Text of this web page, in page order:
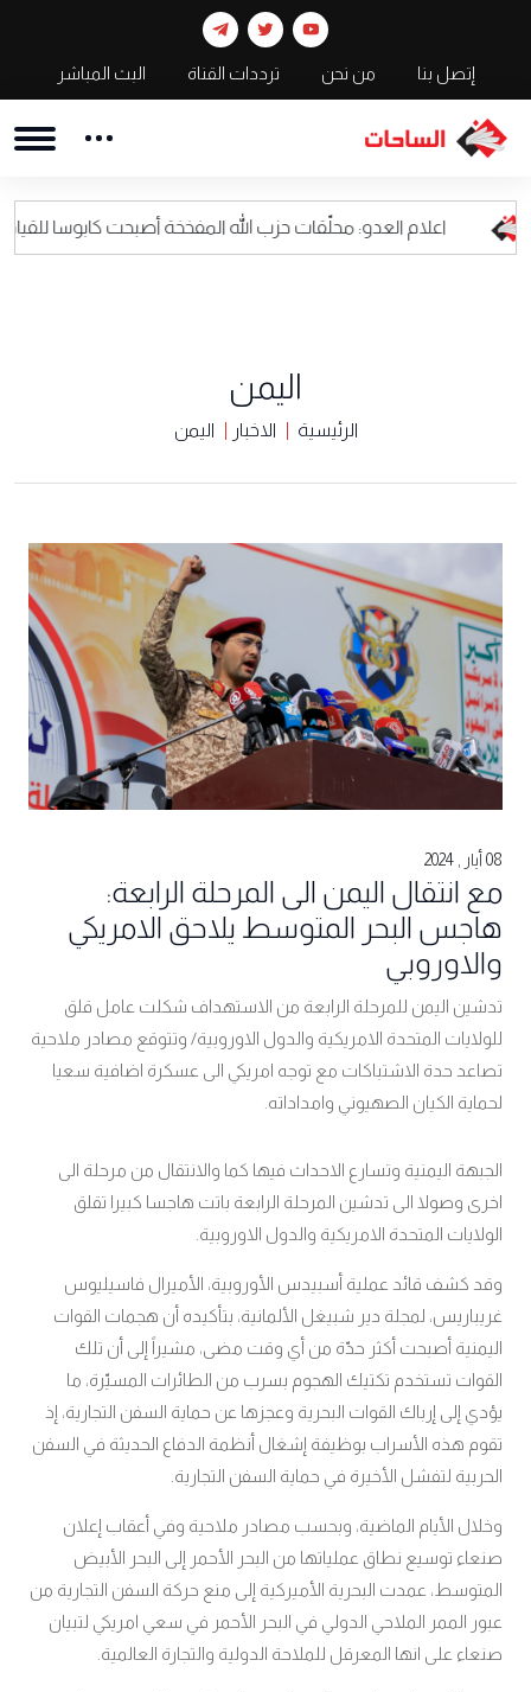
إتصل بنا من نحن ترددات القناة البث المباشر
العدو: محلّقات حزب الله المفخخة أصبحت كابوسا للقيادة العسكرية
اليمن
الرئيسية الاخبار اليمن
08 أيار , 2024
مع انتقال اليمن الى المرحلة الرابعة:
هاجس البحر المتوسط يلاحق الامريكي
والاوروبي
تدشين اليمن للمرحلة الرابعة من الاستهداف شكلت عامل قلق
للولايات المتحدة الامريكية والدول الاوروبية/ وتتوقع مصادر ملاحية
تصاعد حدة الاشتباكات مع توجه امريكي الى عسكرة اضافية سعيا
لحماية الكيان الصهيوني وامداداته.
الجبهة اليمنية وتسارع الاحداث فيها كما والانتقال من مرحلة الى
اخرى وصولا الى تدشين المرحلة الرابعة باتت هاجسا كبيرا تقلق
الولايات المتحدة الامريكية والدول الاوروبية.
وقد كشف قائد عملية أسبيدس الأوروبية، الأميرال فاسيليوس
غريباريس، لمجلة دير شبيغل الألمانية، بتأكيده أن هجمات القوات
اليمنية أصبحت أكثر حدّة من أي وقت مضى، مشيراً إلى أن تلك
القوات تستخدم تكتيك الهجوم بسرب من الطائرات المسيّرة، ما
يؤدي إلى إرباك القوات البحرية وعجزها عن حماية السفن التجارية، إذ
تقوم هذه الأسراب بوظيفة إشغال أنظمة الدفاع الحديثة في السفن
الحربية لتفشل الأخيرة في حماية السفن التجارية.
وخلال الأيام الماضية، وبحسب مصادر ملاحية وفي أعقاب إعلان
صنعاء توسيع نطاق عملياتها من البحر الأحمر إلى البحر الأبيض
المتوسط، عمدت البحرية الأميركية إلى منع حركة السفن التجارية من
عبور الممر الملاحي الدولي في البحر الأحمر في سعي امريكي لتبيان
صنعاء على انها المعرقل للملاحة الدولية والتجارة العالمية.